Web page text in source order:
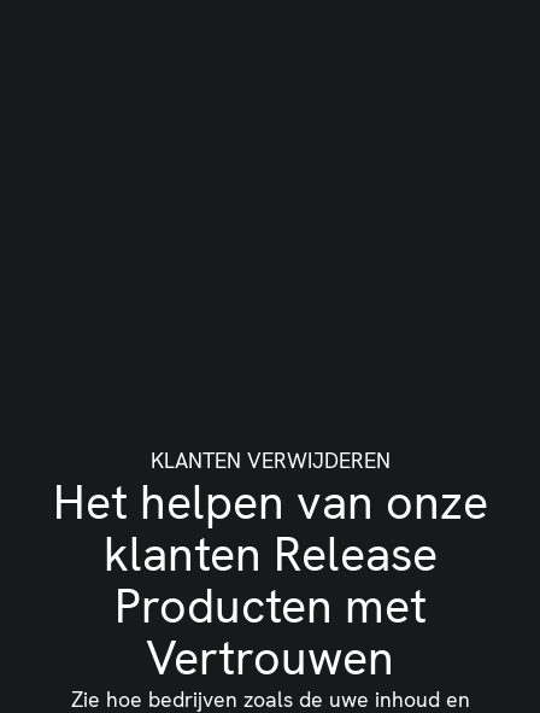
KLANTEN VERWIJDEREN
Het helpen van onze
klanten Release
Producten met
Vertrouwen
Zie hoe bedrijven zoals de uwe inhoud en